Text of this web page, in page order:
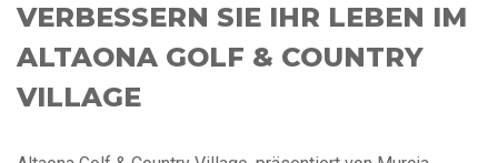
VERBESSERN SIE IHR LEBEN IM
ALTAONA GOLF & COUNTRY
VILLAGE